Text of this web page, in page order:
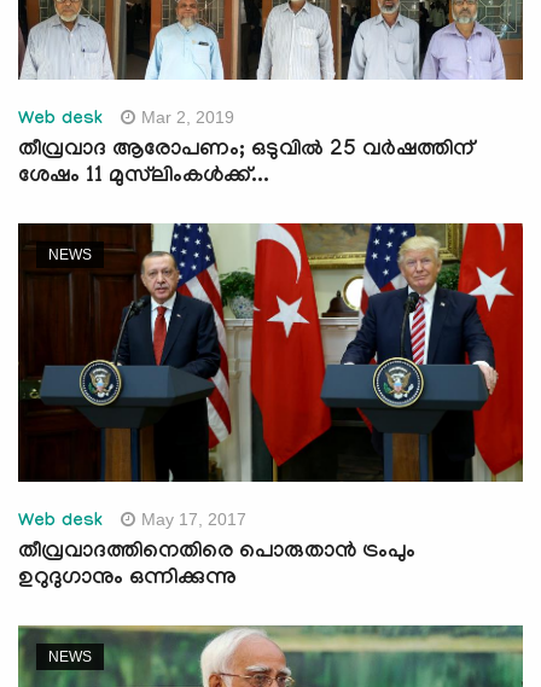
Web desk Mar 2, 2019
തീവ്രവാദ ആരോപണം; ഒടുവില്‍ 25 വര്‍ഷത്തിന്
ശേഷം 11 മുസ്‌ലിംകള്‍ക്ക്...
NEWS
Web desk May 17, 2017
തീവ്രവാദത്തിനെതിരെ പൊരുതാന്‍ ട്രംപും
ഉറുദുഗാനും ഒന്നിക്കുന്നു
NEWS